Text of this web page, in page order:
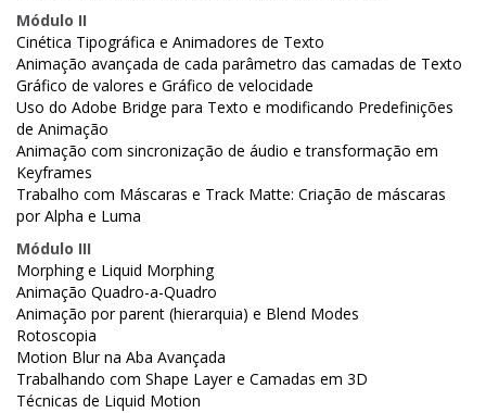
Módulo II
Cinética Tipográfica e Animadores de Texto
Animação avançada de cada parâmetro das camadas de Texto
Gráfico de valores e Gráfico de velocidade
Uso do Adobe Bridge para Texto e modificando Predefinições
de Animação
Animação com sincronização de áudio e transformação em
Keyframes
Trabalho com Máscaras e Track Matte: Criação de máscaras
por Alpha e Luma
Módulo III
Morphing e Liquid Morphing
Animação Quadro-a-Quadro
Animação por parent (hierarquia) e Blend Modes
Rotoscopia
Motion Blur na Aba Avançada
Trabalhando com Shape Layer e Camadas em 3D
Técnicas de Liquid Motion